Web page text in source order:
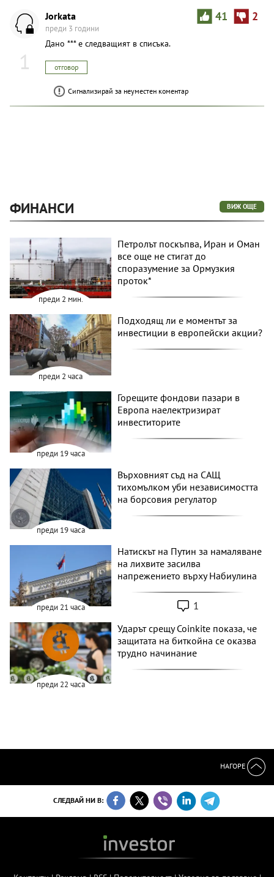
1
41 2
Jorkata
преди 3 години
Дано *** е следващият в списъка.
отговор
Сигнализирай за неуместен коментар
ФИНАНСИ ВИЖ ОЩЕ
преди 2 мин.
Петролът поскъпва, Иран и Оман
все още не стигат до
споразумение за Ормузкия
проток*
преди 2 часа
Подходящ ли е моментът за
инвестиции в европейски акции?
преди 19 часа
Горещите фондови пазари в
Европа наелектризират
инвеститорите
преди 19 часа
Върховният съд на САЩ
тихомълком уби независимостта
на борсовия регулатор
преди 21 часа
Натискът на Путин за намаляване
на лихвите засилва
напрежението върху Набиулина
1
преди 22 часа
Ударът срещу Coinkite показа, че
защитата на биткойна се оказва
трудно начинание
НАГОРЕ
СЛЕДВАЙ НИ В: